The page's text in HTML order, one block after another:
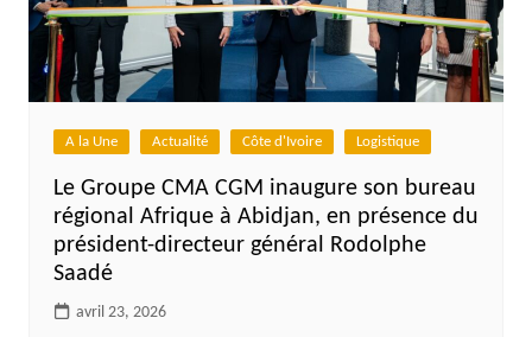
A la Une Actualité Côte d'Ivoire Logistique
Le Groupe CMA CGM inaugure son bureau
régional Afrique à Abidjan, en présence du
président-directeur général Rodolphe
Saadé
avril 23, 2026